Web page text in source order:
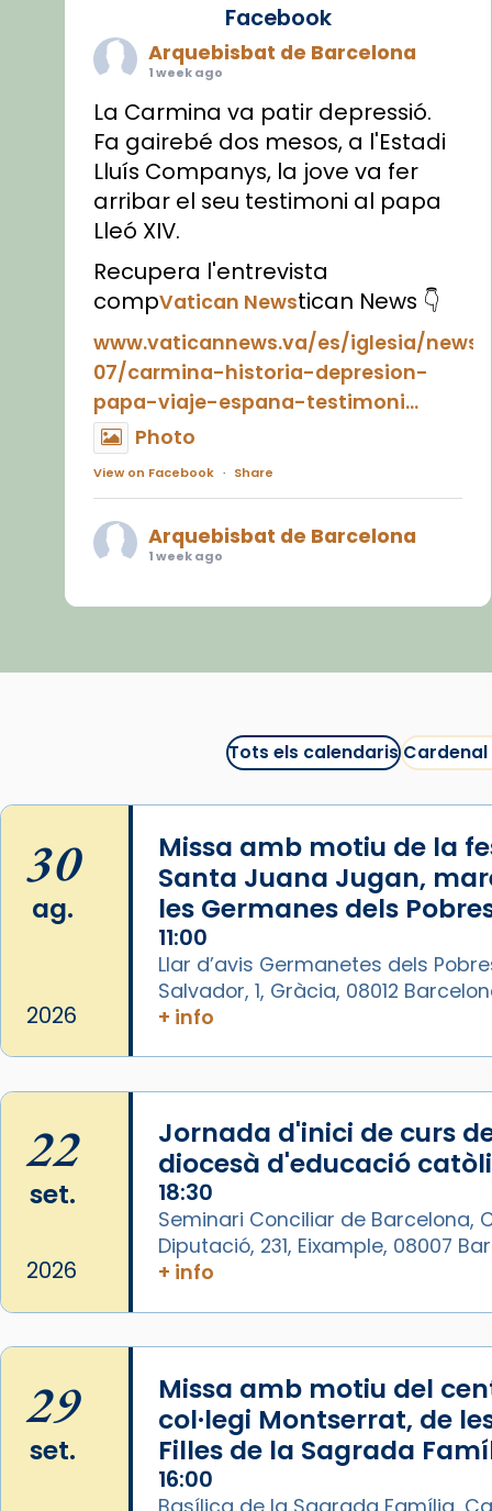
Facebook
Arquebisbat de Barcelona
1 week ago
La Carmina va patir depressió.
Fa gairebé dos mesos, a l'Estadi
Lluís Companys, la jove va fer
arribar el seu testimoni al papa
Lleó XIV.
Recupera l'entrevista
compVatican Newstican News 👇
www.vaticannews.va/es/iglesia/news/
07/carmina-historia-depresion-
papa-viaje-espana-testimoni...
Photo
View on Facebook · Share
Arquebisbat de Barcelona
1 week ago
juliol la missa de Les Santes de
📸 J. Merino
Photo
View on Facebook
Arquebisbat de Barcelona is at
Catedral de Barcelona.
gràcies en agraïment al comitè
organitzador de la visita
apostòlica del Sant Pare Lleó XIV
a Barcelona, i als col·laboradors,
a la Catedral de Barcelona.
presidit la missa i l’ha
concelebrat el bisbe auxiliar de
Barcelona, Mons. David Abadías.
📸 Dr. G. Simón
Photo
Tots els calendarisCardenal
30
ag.
2026
Missa amb motiu de la
Santa Juana Jugan,
les Germanes dels
11:00
Llar d’avis Germanetes dels
Salvador, 1, Gràcia, 08012
+ info
22
set.
2026
Jornada d'inici de curs
diocesà d'educació
18:30
Seminari Conciliar de Barcelona,
Diputació, 231, Eixample, 08007
+ info
29
set.
Missa amb motiu del
col·legi Montserrat, de
Filles de la Sagrada
16:00